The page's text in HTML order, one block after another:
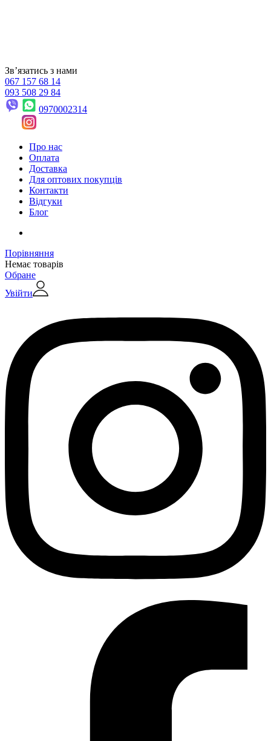
Звʼязатись з нами
067 157 68 14
093 508 29 84
0970002314
Про нас
Оплата
Доставка
Для оптових покупців
Контакти
Відгуки
Блог
Порівняння
Немає товарів
Обране
Увійти